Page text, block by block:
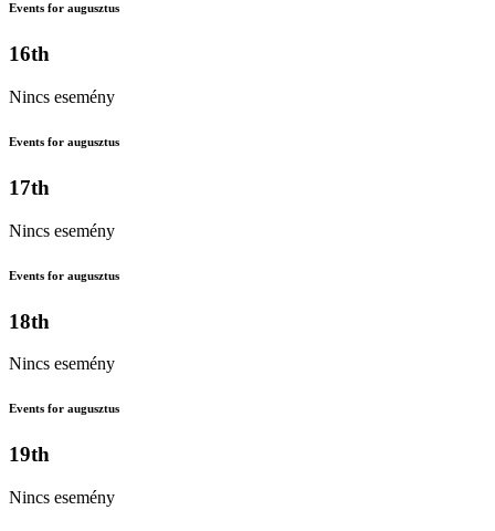
Events for augusztus
16th
Nincs esemény
Events for augusztus
17th
Nincs esemény
Events for augusztus
18th
Nincs esemény
Events for augusztus
19th
Nincs esemény